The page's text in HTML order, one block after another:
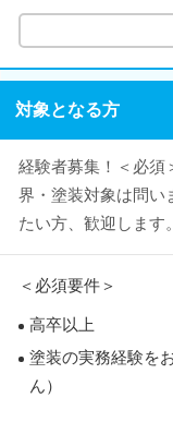
対象となる方
経験者募集！＜必須
界・塗装対象は問い
たい方、歓迎します。
＜必須要件＞
高卒以上
塗装の実務経験を
ん）